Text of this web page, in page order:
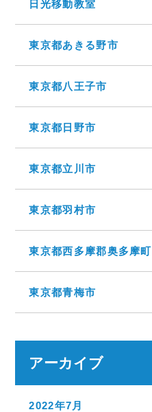
日光移動教室
東京都あきる野市
東京都八王子市
東京都日野市
東京都立川市
東京都羽村市
東京都西多摩郡奥多摩町
東京都青梅市
アーカイブ
2022年7月